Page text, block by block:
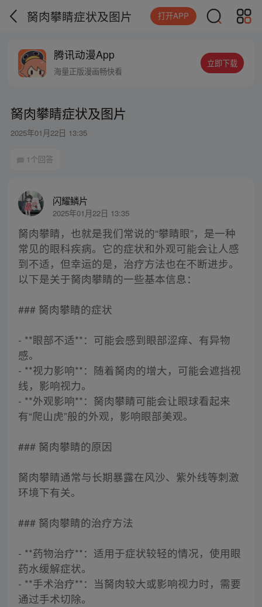
胬肉攀睛症状及图片 打开APP
腾讯动漫App
海量正版漫画畅快看
立即下载
胬肉攀睛症状及图片
2025年01月22日 13:35
1个回答
闪耀鳞片
2025年01月22日 13:35
胬肉攀睛，也就是我们常说的“攀睛眼”，是一种
常见的眼科疾病。它的症状和外观可能会让人感
到不适，但幸运的是，治疗方法也在不断进步。
以下是关于胬肉攀睛的一些基本信息：
### 胬肉攀睛的症状
- **眼部不适**：可能会感到眼部涩痒、有异物
感。
- **视力影响**：随着胬肉的增大，可能会遮挡视
线，影响视力。
- **外观影响**：胬肉攀睛可能会让眼球看起来
有“爬山虎”般的外观，影响眼部美观。
### 胬肉攀睛的原因
胬肉攀睛通常与长期暴露在风沙、紫外线等刺激
环境下有关。
### 胬肉攀睛的治疗方法
- **药物治疗**：适用于症状较轻的情况，使用眼
药水缓解症状。
- **手术治疗**：当胬肉较大或影响视力时，需要
通过手术切除。